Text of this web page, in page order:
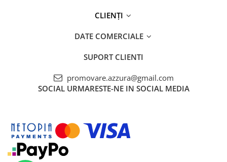
CLIENȚI
DATE COMERCIALE
SUPORT CLIENTI
promovare.azzura@gmail.com
SOCIAL URMARESTE-NE IN SOCIAL MEDIA